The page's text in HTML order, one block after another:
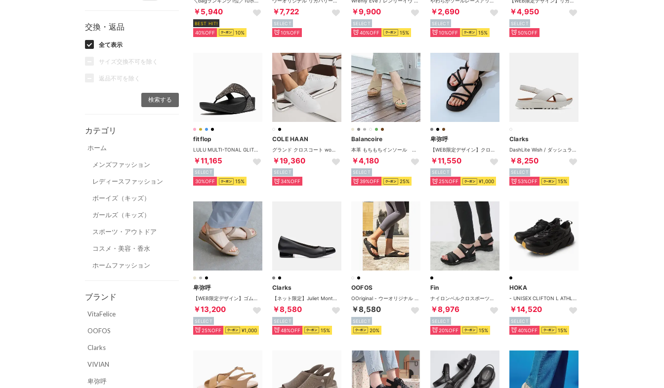
交換・返品
全て表示
サイズ交換不可を除く
返品不可を除く
カテゴリ
ホーム
メンズファッション
レディースファッション
ボーイズ（キッズ）
ガールズ（キッズ）
スポーツ・アウトドア
コスメ・美容・香水
ホームファッション
ブランド
VitaFelice
OOFOS
Clarks
VIVIAN
卑弥呼
￥5,940
BEST HIT!
40%OFF 10%
￥7,722
SELECT
10%OFF
￥9,900
SELECT
40%OFF 15%
￥2,690
SELECT
10%OFF 15%
￥4,950
SELECT
50%OFF
fitflop
￥11,165
SELECT
30%OFF 15%
COLE HAAN
￥19,360
SELECT
34%OFF
Balancoire
￥4,180
SELECT
39%OFF 25%
卑弥呼
￥11,550
SELECT
25%OFF ¥1,000
Clarks
￥8,250
SELECT
53%OFF 15%
卑弥呼
￥13,200
SELECT
25%OFF ¥1,000
Clarks
￥8,580
SELECT
48%OFF 15%
OOFOS
￥8,580
SELECT
20%
Fin
￥8,976
SELECT
20%OFF 15%
HOKA
￥14,520
SELECT
40%OFF 15%